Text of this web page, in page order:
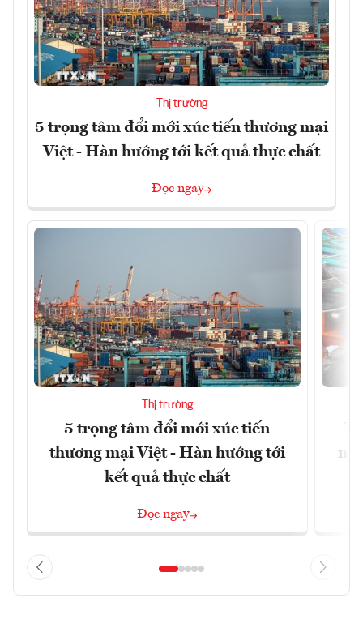
Thị trường
5 trọng tâm đổi mới xúc tiến thương mại
Việt - Hàn hướng tới kết quả thực chất
Đọc ngay
Thị trường
5 trọng tâm đổi mới xúc tiến
thương mại Việt - Hàn hướng tới
kết quả thực chất
Đọc ngay